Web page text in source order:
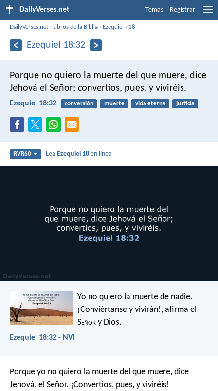
DailyVerses.net Temas Registrar
DailyVerses.net ›Libros de la Biblia › Ezequiel › 18
Ezequiel 18:32
Porque no quiero la muerte del que muere, dice
Jehová el Señor; convertíos, pues, y viviréis.
Ezequiel 18:32 conversión muerte vida eterna
justicia
RVR60 LeaEzequiel 18 en línea
Yo no quiero la muerte de nadie.
¡Conviértanse y vivirán!, afirma el
Señor y Dios.
Ezequiel 18:32 - NVI
Porque yo no quiero la muerte del que muere, dice
Jehová, el Señor. ¡Convertíos, pues, y viviréis!